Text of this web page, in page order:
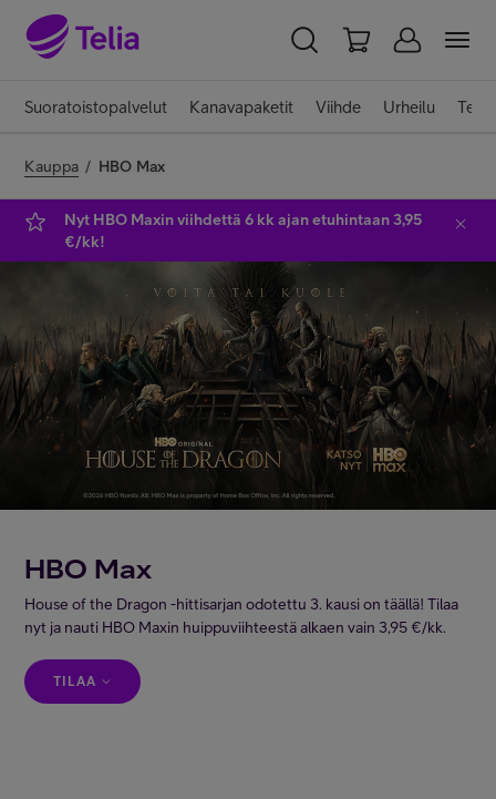
YKSITYISILLE YRITYKSILLE WHOLESALE
Liittymät ja palvelut
TV ja viihde
Asiakastuki
FI EN SV
Suoratoistopalvelut Kanavapaketit Viihde Urheilu Telia
Kauppa / HBO Max
Nyt HBO Maxin viihdettä 6 kk ajan etuhintaan 3,95
€/kk!
HBO Max
House of the Dragon -hittisarjan odotettu 3. kausi on täällä! Tilaa
nyt ja nauti HBO Maxin huippuviihteestä alkaen vain 3,95 €/kk.
TILAA